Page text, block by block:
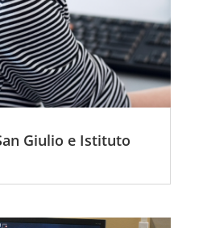
Giulio e Istituto